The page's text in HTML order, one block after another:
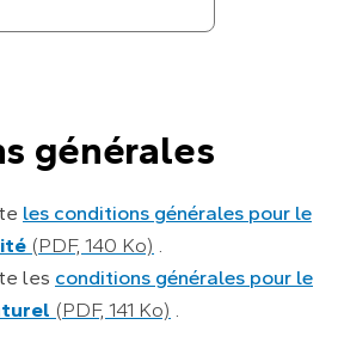
générales
les conditions générales pour le
(PDF, 140 Ko) .
les conditions générales pour le
(PDF, 141 Ko) .